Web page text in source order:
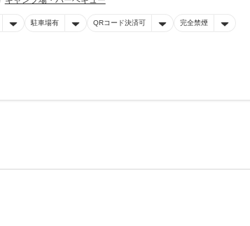
駐車場有 QRコード決済可 完全禁煙